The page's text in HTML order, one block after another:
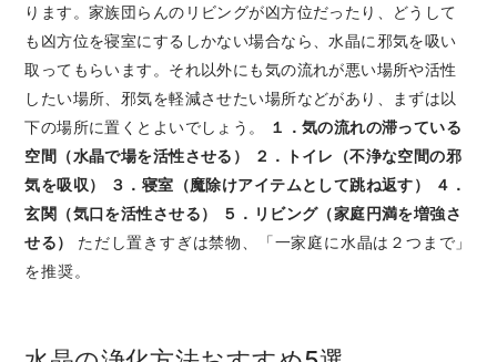
ります。家族団らんのリビングが凶方位だったり、どうして
も凶方位を寝室にするしかない場合なら、水晶に邪気を吸い
取ってもらいます。それ以外にも気の流れが悪い場所や活性
したい場所、邪気を軽減させたい場所などがあり、まずは以
下の場所に置くとよいでしょう。
１．気の流れの滞っている
空間（水晶で場を活性させる）
２．トイレ（不浄な空間の邪
気を吸収）
３．寝室（魔除けアイテムとして跳ね返す）
４．
玄関（気口を活性させる）
５．リビング（家庭円満を増強さ
せる）
ただし置きすぎは禁物、「一家庭に水晶は２つまで」
を推奨。